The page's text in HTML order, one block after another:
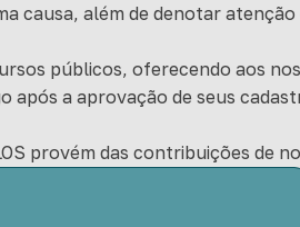
causa, além de denotar
públicos, oferecendo aos
após a aprovação de seus
provém das contribuições de